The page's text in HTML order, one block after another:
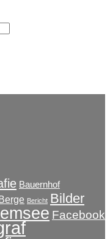
Bauernhof
Berge Bericht Bilder
Facebook